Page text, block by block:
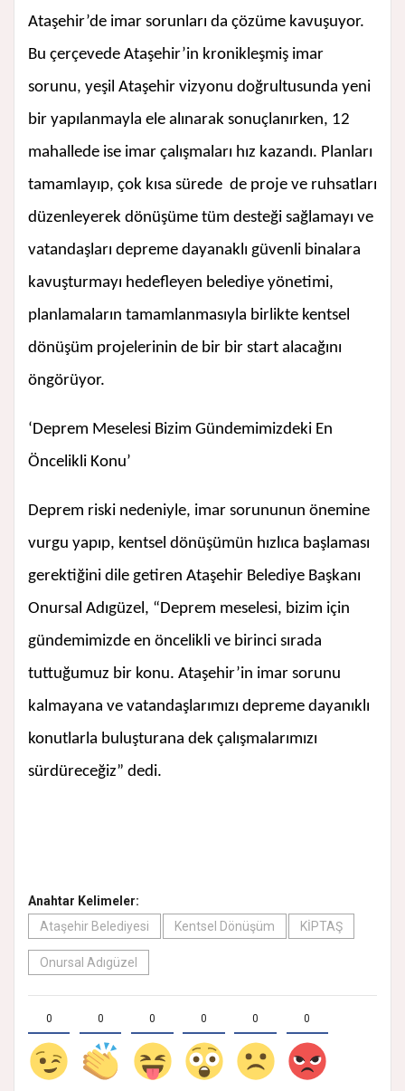
Ataşehir’de imar sorunları da çözüme kavuşuyor.
Bu çerçevede Ataşehir’in kronikleşmiş imar
sorunu, yeşil Ataşehir vizyonu doğrultusunda yeni
bir yapılanmayla ele alınarak sonuçlanırken, 12
mahallede ise imar çalışmaları hız kazandı. Planları
tamamlayıp, çok kısa sürede de proje ve ruhsatları
düzenleyerek dönüşüme tüm desteği sağlamayı ve
vatandaşları depreme dayanaklı güvenli binalara
kavuşturmayı hedefleyen belediye yönetimi,
planlamaların tamamlanmasıyla birlikte kentsel
dönüşüm projelerinin de bir bir start alacağını
öngörüyor.
‘Deprem Meselesi Bizim Gündemimizdeki En
Öncelikli Konu’
Deprem riski nedeniyle, imar sorununun önemine
vurgu yapıp, kentsel dönüşümün hızlıca başlaması
gerektiğini dile getiren Ataşehir Belediye Başkanı
Onursal Adıgüzel, “Deprem meselesi, bizim için
gündemimizde en öncelikli ve birinci sırada
tuttuğumuz bir konu. Ataşehir’in imar sorunu
kalmayana ve vatandaşlarımızı depreme dayanıklı
konutlarla buluşturana dek çalışmalarımızı
sürdüreceğiz” dedi.
Anahtar Kelimeler:
Ataşehir Belediyesi
Kentsel Dönüşüm KİPTAŞ
Onursal Adıgüzel
0 0 0 0 0 0